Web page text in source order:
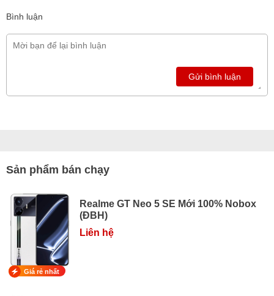
Bình luận
Gửi bình luận
Sản phẩm bán chạy
Realme GT Neo 5 SE Mới 100% Nobox
(ĐBH)
Liên hệ
Giá rẻ nhất